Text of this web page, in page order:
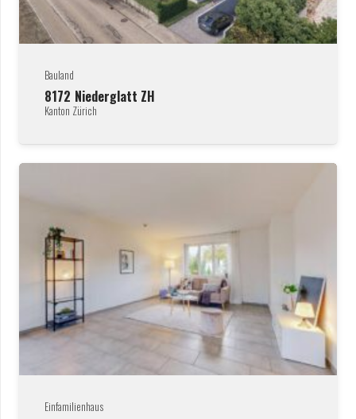
Bauland
8172 Niederglatt ZH
Kanton Zürich
Einfamilienhaus